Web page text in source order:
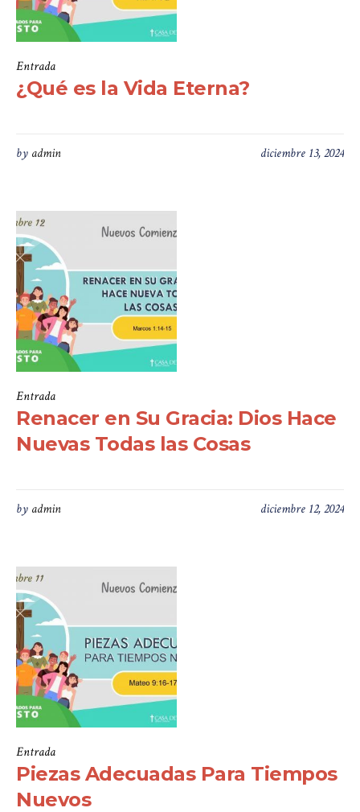
Entrada
¿Qué es la Vida Eterna?
diciembre 13, 2024
by admin
Entrada
Renacer en Su Gracia: Dios Hace
Nuevas Todas las Cosas
diciembre 12, 2024
by admin
Entrada
Piezas Adecuadas Para Tiempos
Nuevos